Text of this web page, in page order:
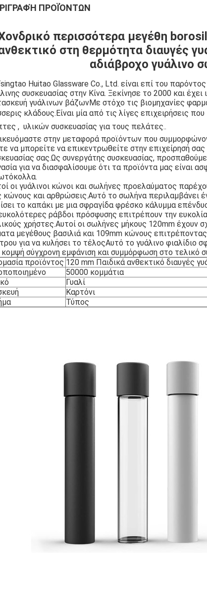
ΠΡΟΪΌΝΤΩΝ
περισσότερα μεγέθη
στη θερμότητα διαυγές
αδιάβροχο γυάλινο
Huitao Glassware Co., Ltd. είναι επί του
συσκευασίας στην Κίνα. Ξεκίνησε το 2000 και
γυάλινων βάζωνΜε στόχο τις βιομηχανίες
κλάδους.Είναι μία από τις λίγες επιχειρήσεις
,  υλικών συσκευασίας για τους πελάτες..
στην μεταφορά προϊόντων που
να μπορείτε να επικεντρωθείτε στην επιχείρησή
σας.Ως συνεργάτης συσκευασίας,
για να διασφαλίσουμε ότι τα προϊόντα μας είναι
οι γυάλινοι κώνοι και σωλήνες προελαύματος
κώνους και αρθρώσεις.Αυτό το σωλήνα περιλαμβάνει
το καπάκι με μια σφραγίδα φρέσκο κάλυμμα
ράβδοι πρόσφυσης επιτρέπουν την
χρήστες.Αυτοί οι σωλήνες μήκους 120mm έχουν
μεγέθους βασιλιά και 109mm κώνους
για να κυλήσει το τέλοςΑυτό το γυάλινο
κομψή σύγχρονη εμφάνιση και συμμόρφωση στο τελικό
προϊόντος 120 mm Παιδικά ανθεκτικό διαυγές
50000 κομμάτια
Γυαλί
Καρτόνι
Τύπος